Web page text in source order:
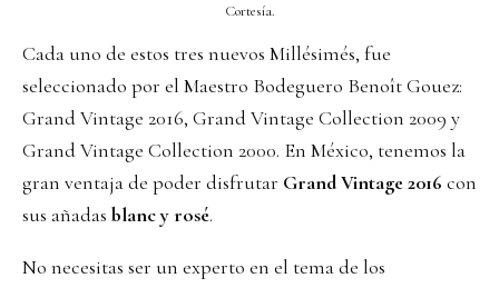
Cortesía.
Cada uno de estos tres nuevos Millésimés, fue
seleccionado por el Maestro Bodeguero Benoît Gouez:
Grand Vintage 2016, Grand Vintage Collection 2009 y
Grand Vintage Collection 2000. En México, tenemos la
gran ventaja de poder disfrutar Grand Vintage 2016 con
sus añadas blanc y rosé.
No necesitas ser un experto en el tema de los